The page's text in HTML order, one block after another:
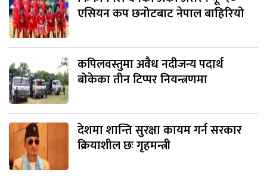
एसियन कप छनोटबाट नेपाल बाहिरियो
कपिलवस्तुमा अवैध नदीजन्य पदार्थ
बोकेका तीन टिप्पर नियन्त्रणमा
देशमा शान्ति सुरक्षा कायम गर्न सरकार
क्रियाशील छः गृहमन्त्री